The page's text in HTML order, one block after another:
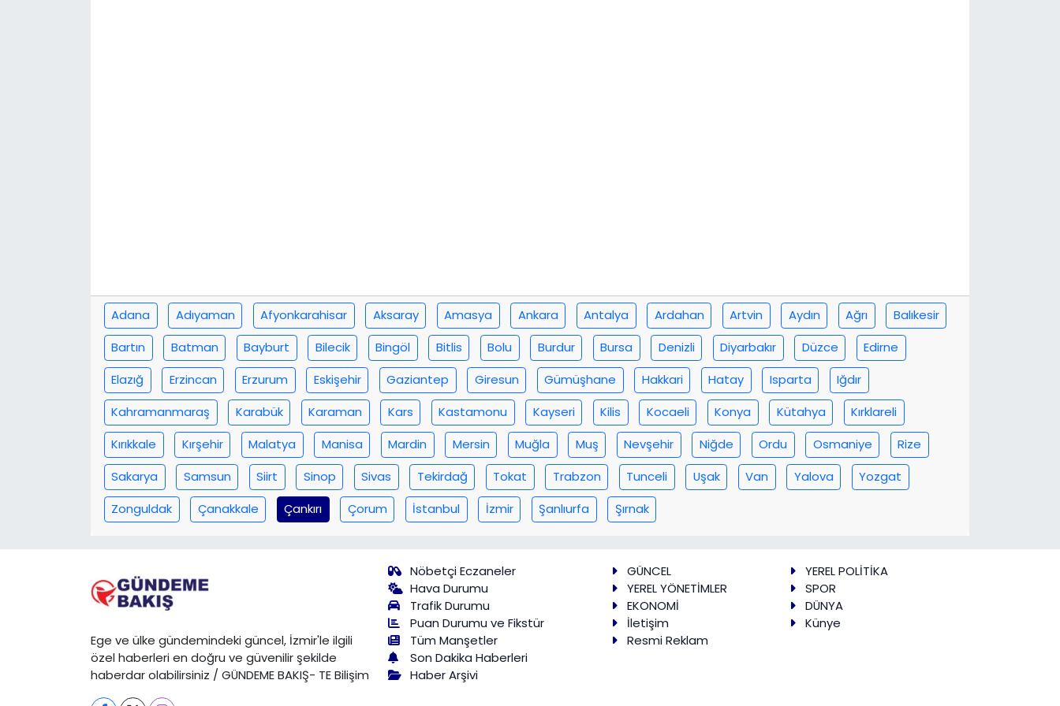
Adana Adıyaman Afyonkarahisar Aksaray Amasya Ankara Antalya Ardahan Artvin Aydın Ağrı
Balıkesir
Bartın
Batman Bayburt Bilecik Bingöl Bitlis Bolu Burdur Bursa Denizli Diyarbakır Düzce
Edirne
Elazığ
Erzincan Erzurum Eskişehir Gaziantep Giresun Gümüşhane Hakkari Hatay Isparta
Iğdır
Kahramanmaraş
Karabük Karaman Kars Kastamonu Kayseri Kilis Kocaeli Konya Kütahya
Kırklareli
Kırıkkale
Kırşehir Malatya Manisa Mardin Mersin Muğla Muş Nevşehir Niğde Ordu Osmaniye
Rize
Sakarya
Samsun Siirt Sinop Sivas Tekirdağ Tokat Trabzon Tunceli Uşak Van Yalova
Yozgat
Zonguldak
Çanakkale Çankırı Çorum İstanbul İzmir Şanlıurfa Şırnak
Ege ve ülke gündemindeki güncel, İzmir'le ilgili
özel haberleri en doğru ve güvenilir şekilde
haberdar olabilirsiniz / GÜNDEME BAKIŞ- TE Bilişim
Nöbetçi Eczaneler
Hava Durumu
Trafik Durumu
Puan Durumu ve Fikstür
Tüm Manşetler
Son Dakika Haberleri
Haber Arşivi
GÜNCEL
YEREL POLİTİKA
YEREL YÖNETİMLER
SPOR
EKONOMİ
DÜNYA
İletişim
Künye
Resmi Reklam
YEREL POLİTİKA
YEREL YÖNETİMLER